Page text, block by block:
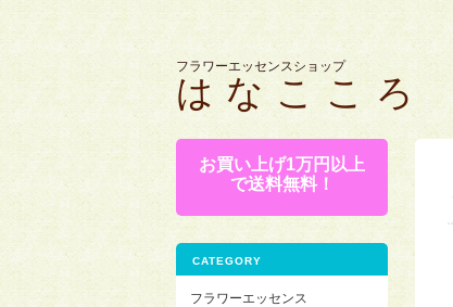
フラワーエッセンスショップ
は な こ こ ろ
お買い上げ1万円以上
で送料無料！
CATEGORY
フラワーエッセンス